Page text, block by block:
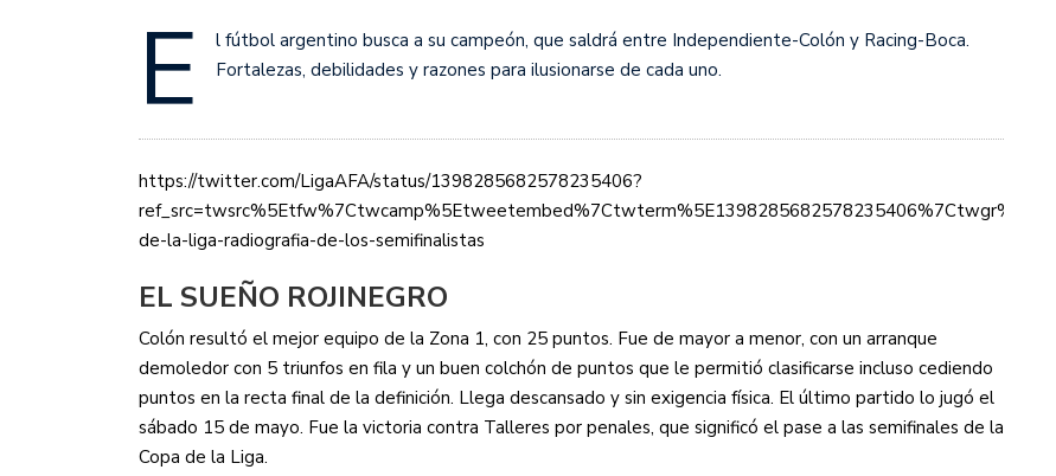
E
l fútbol argentino busca a su campeón, que saldrá entre Independiente-Colón y Racing-Boca.
Fortalezas, debilidades y razones para ilusionarse de cada uno.
https://twitter.com/LigaAFA/status/1398285682578235406?
de-la-liga-radiografia-de-los-semifinalistas
EL SUEÑO ROJINEGRO
Colón resultó el mejor equipo de la Zona 1, con 25 puntos. Fue de mayor a menor, con un arranque
demoledor con 5 triunfos en fila y un buen colchón de puntos que le permitió clasificarse incluso cediendo
puntos en la recta final de la definición. Llega descansado y sin exigencia física. El último partido lo jugó el
sábado 15 de mayo. Fue la victoria contra Talleres por penales, que significó el pase a las semifinales de la
Copa de la Liga.